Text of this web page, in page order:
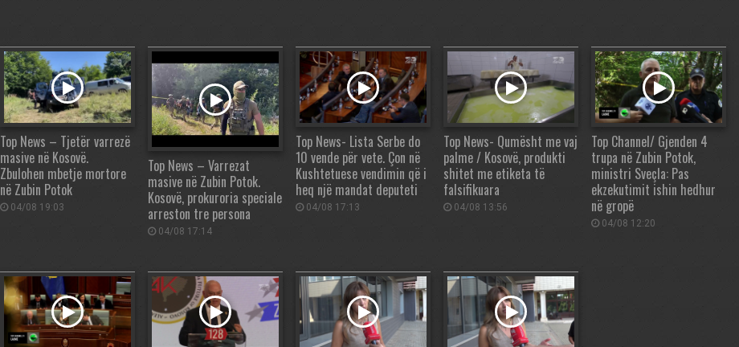
Top News – Tjetër varrezë
masive në Kosovë.
Zbulohen mbetje mortore
në Zubin Potok
04/08 19:03
Top News – Varrezat
masive në Zubin Potok.
Kosovë, prokuroria speciale
arreston tre persona
04/08 17:14
Top News- Lista Serbe do
10 vende për vete. Çon në
Kushtetuese vendimin që i
heq një mandat deputeti
04/08 17:13
Top News- Qumësht me vaj
palme / Kosovë, produkti
shitet me etiketa të
falsifikuara
04/08 13:56
Top Channel/ Gjenden 4
trupa në Zubin Potok,
ministri Sveçla: Pas
ekzekutimit ishin hedhur
në gropë
04/08 12:20